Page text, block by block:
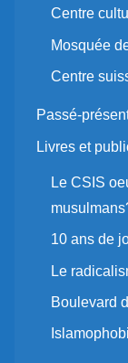
Centre
Mosquée
Centre
Passé-
Livres et
Le CSIS
10 ans de
Le
Boulevard